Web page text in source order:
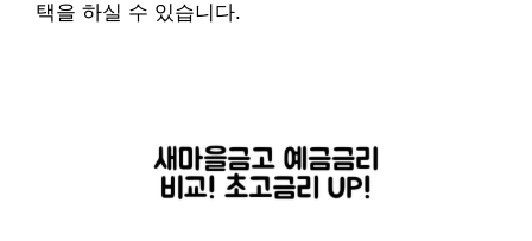
택을 하실 수 있습니다.